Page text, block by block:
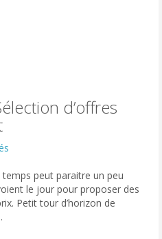
d’offres
peut paraitre un peu
le jour pour proposer des
Petit tour d’horizon de